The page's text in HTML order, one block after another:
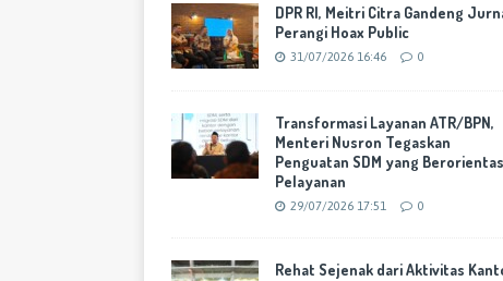
DPR RI, Meitri Citra Gandeng
Perangi Hoax Public
31/07/2026 16:46 0
Transformasi Layanan ATR/BPN,
Menteri Nusron Tegaskan
Penguatan SDM yang
Pelayanan
29/07/2026 17:51 0
Rehat Sejenak dari Aktivitas